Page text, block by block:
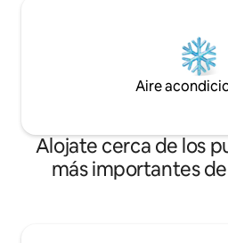
Aire
Alojate cerca de los
más importantes